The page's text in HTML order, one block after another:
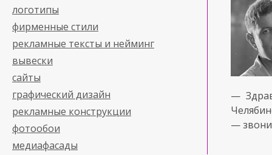
логотипы
фирменные стили
рекламные тексты и нейминг
вывески
сайты
графический дизайн
рекламные конструкции
фотообои
медиафасады
—
—